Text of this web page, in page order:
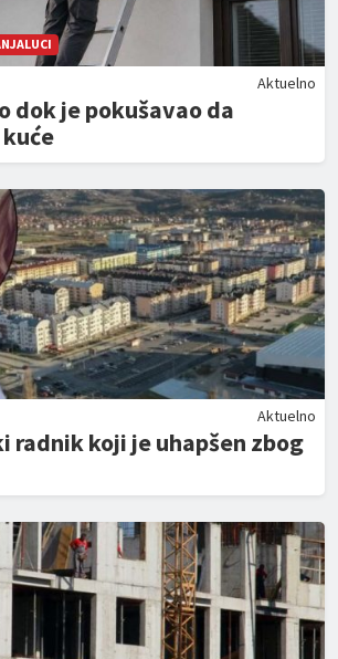
Aktuelno
dok je pokušavao da
Aktuelno
radnik koji je uhapšen zbog